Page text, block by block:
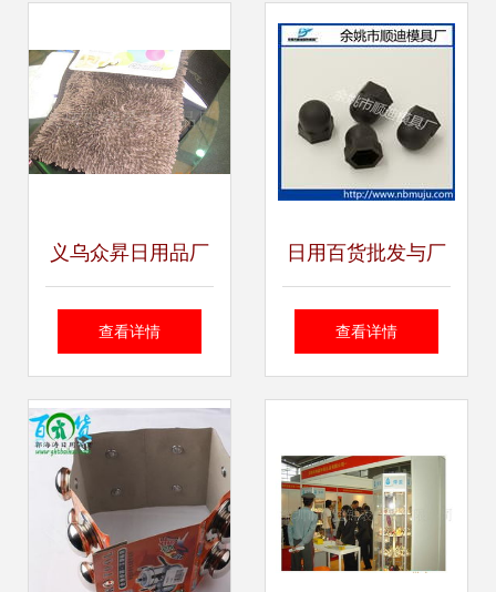
更新
义乌众昇日用品厂
推出新款雪尼儿系
包与文具包全方位
解析
查看详情
日用百货批发与厂
家直供 降本增效的
查看详情